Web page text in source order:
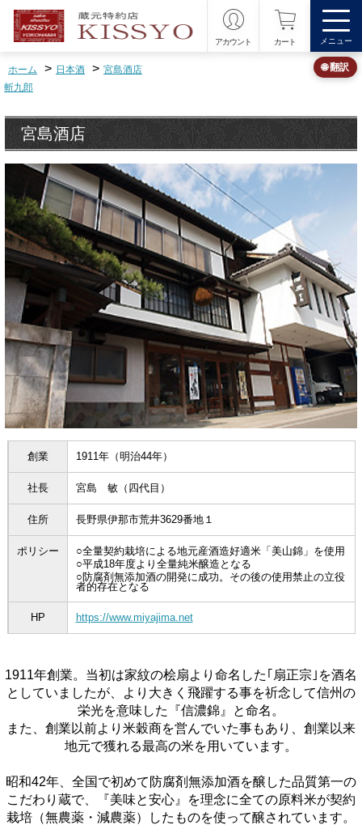
アカウント カート メニュー
ホーム > 日本酒 > 宮島酒店
斬九郎
宮島酒店
創業 1911年（明治44年）
社長 宮島 敏（四代目）
住所 長野県伊那市荒井3629番地１
ポリシー
○全量契約栽培による地元産酒造好適米「美山錦」を使用
○平成18年度より全量純米醸造となる
○防腐剤無添加酒の開発に成功。その後の使用禁止の立役
者的存在となる
HP https://www.miyajima.net
1911年創業。当初は家紋の桧扇より命名した｢扇正宗｣を酒名
としていましたが、より大きく飛躍する事を祈念して信州の
栄光を意味した『信濃錦』と命名。
また、創業以前より米穀商を営んでいた事もあり、創業以来
地元で獲れる最高の米を用いています。
昭和42年、全国で初めて防腐剤無添加酒を醸した品質第一の
こだわり蔵で、『美味と安心』を理念に全ての原料米が契約
栽培（無農薬・減農薬）したものを使って醸されています。
🌐 翻訳